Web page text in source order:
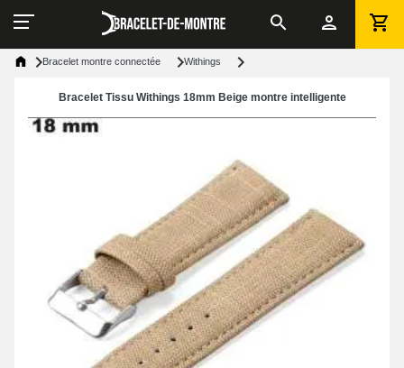
Bracelet montre connectée Withings
Bracelet Tissu Withings 18mm Beige montre intelligente